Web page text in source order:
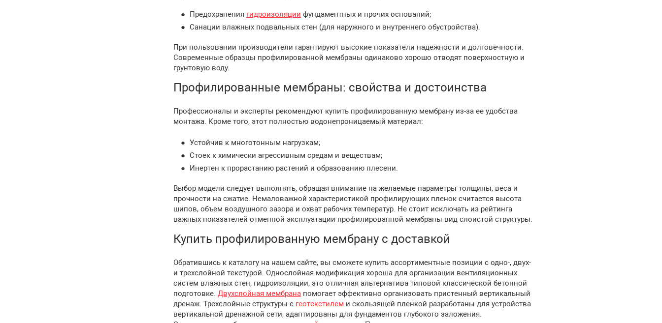
Предохранения гидроизоляции фундаментных и прочих оснований;
Санации влажных подвальных стен (для наружного и внутреннего обустройства).
При пользовании производители гарантируют высокие показатели надежности и долговечности.
Современные образцы профилированной мембраны одинаково хорошо отводят поверхностную и
грунтовую воду.
Профилированные мембраны: свойства и достоинства
Профессионалы и эксперты рекомендуют купить профилированную мембрану из-за ее удобства
монтажа. Кроме того, этот полностью водонепроницаемый материал:
Устойчив к многотонным нагрузкам;
Стоек к химически агрессивным средам и веществам;
Инертен к прорастанию растений и образованию плесени.
Выбор модели следует выполнять, обращая внимание на желаемые параметры толщины, веса и
прочности на сжатие. Немаловажной характеристикой профилирующих пленок считается высота
шипов, объем воздушного зазора и охват рабочих температур. Не стоит исключать из рейтинга
важных показателей отменной эксплуатации профилированной мембраны вид слоистой структуры.
Купить профилированную мембрану с доставкой
Обратившись к каталогу на нашем сайте, вы сможете купить ассортиментные позиции с одно-, двух-
и трехслойной текстурой. Однослойная модификация хороша для организации вентиляционных
систем влажных стен, гидроизоляции, это отличная альтернатива типовой классической бетонной
подготовке. Двухслойная мембрана помогает эффективно организовать пристенный вертикальный
дренаж. Трехслойные структуры с геотекстилем и скользящей пленкой разработаны для устройства
вертикальной дренажной сети, адаптированы для фундаментов глубокого заложения.